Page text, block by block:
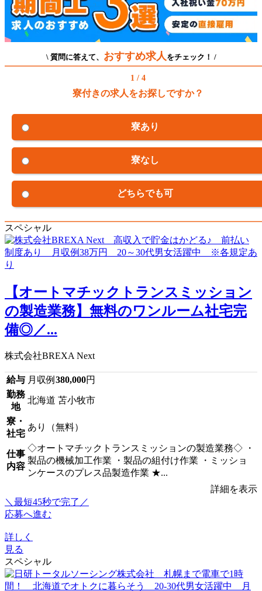
\ 質問に答えて、 おすすめ求人 をチェック！ /
1 / 4
寮付きの求人をお探しですか？
寮あり
寮なし
どちらでも可
スペシャル
【オートマチックトランスミッション
の製造業務】無料のワンルーム社宅完
備◎／...
株式会社BREXA Next
給与 月収例 380,000円
勤務
地
北海道 苫小牧市
寮・
社宅
あり（無料）
仕事
内容
◇オートマチックトランスミッションの製造業務◇ ・
製品の機械加工作業 ・製品の組付け作業 ・ミッショ
ンケースのプレス品製造作業 ★...
詳細を表示
＼最短45秒で完了／
応募へ進む
詳しく
見る
スペシャル